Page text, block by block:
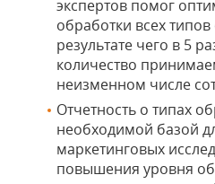
экспертов помог
обработки всех
результате чего в 5
количество
неизменном числе
Отчетность о типах
необходимой базой
маркетинговых
повышения уровня